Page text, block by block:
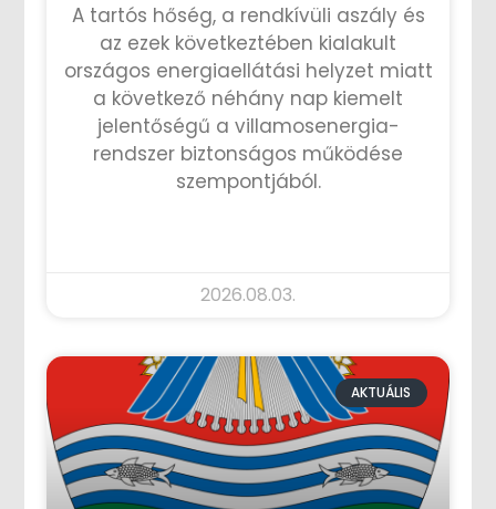
A tartós hőség, a rendkívüli aszály és
az ezek következtében kialakult
országos energiaellátási helyzet miatt
a következő néhány nap kiemelt
jelentőségű a villamosenergia-
rendszer biztonságos működése
szempontjából.
2026.08.03.
AKTUÁLIS